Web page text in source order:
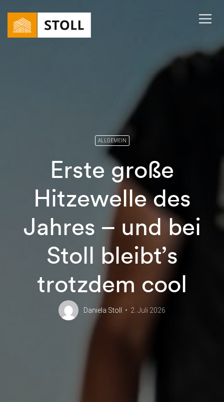
ALLGEMEIN
Erste große
Hitzewelle des
Jahres – und bei
Stoll bleibt’s
trotzdem cool
Daniela Stoll 2. Juli 2026